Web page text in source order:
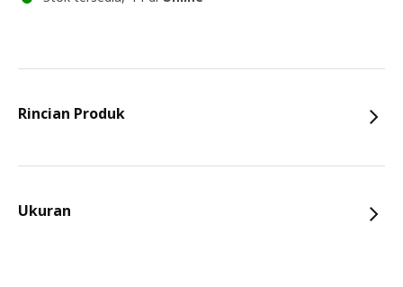
Rincian Produk
Ukuran